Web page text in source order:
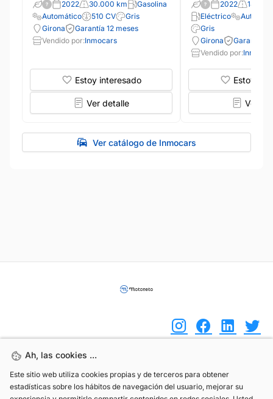
2022 30.000 km
Gasolina
Automático
510 CV
Gris
Girona
Garantía 12 meses
Vendido por:Inmocars
Estoy interesado
Ver detalle
2022
Eléctrico
Gris
Girona
Garantía
Vendido por:
Estoy
Ver
Ver catálogo de Inmocars
Ah, las cookies ...
Este sitio web utiliza cookies propias y de terceros para obtener
estadísticas sobre los hábitos de navegación del usuario, mejorar su
Ah, las cookies ...
Este sitio web utiliza cookies propias y de terceros para obtener
estadísticas sobre los hábitos de navegación del usuario, mejorar su
(+34) 744 408 070
info@motoreto.com